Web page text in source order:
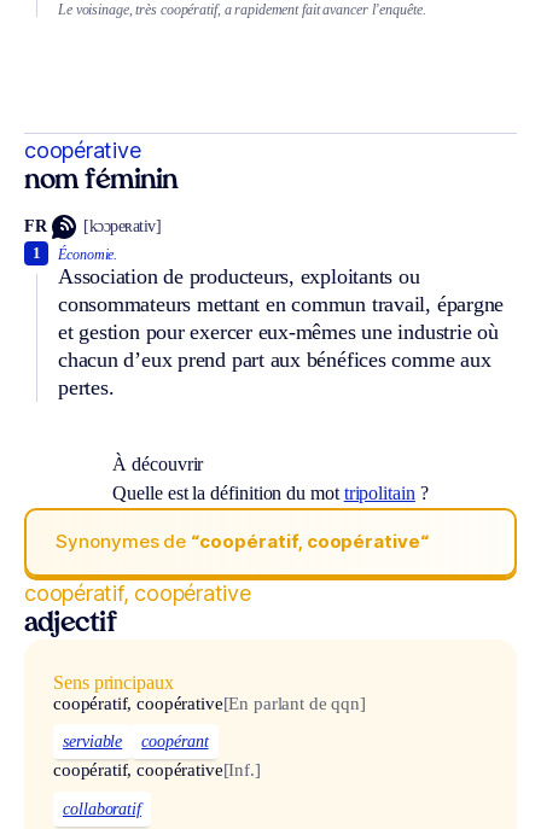
Le voisinage, très coopératif, a rapidement fait avancer l’enquête.
coopérative
nom féminin
FR [kɔɔpeʀativ]
Économie.
Association de producteurs, exploitants ou
consommateurs mettant en commun travail, épargne
et gestion pour exercer eux-mêmes une industrie où
chacun d’eux prend part aux bénéfices comme aux
pertes.
1
À découvrir
Quelle est la définition du mot tripolitain ?
Synonymes de “coopératif, coopérative“
coopératif, coopérative
adjectif
Sens principaux
coopératif, coopérative[En parlant de qqn]
serviable coopérant
coopératif, coopérative[Inf.]
collaboratif